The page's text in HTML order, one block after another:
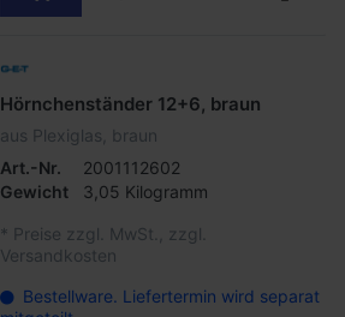
Hörnchenständer 12+6, braun
aus Plexiglas, braun
Art.-Nr.
2001112602
Gewicht
3,05 Kilogramm
* Preise zzgl. MwSt., zzgl.
Versandkosten
Bestellware. Liefertermin wird separat